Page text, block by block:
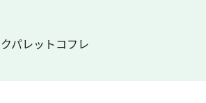
パレットコフレ